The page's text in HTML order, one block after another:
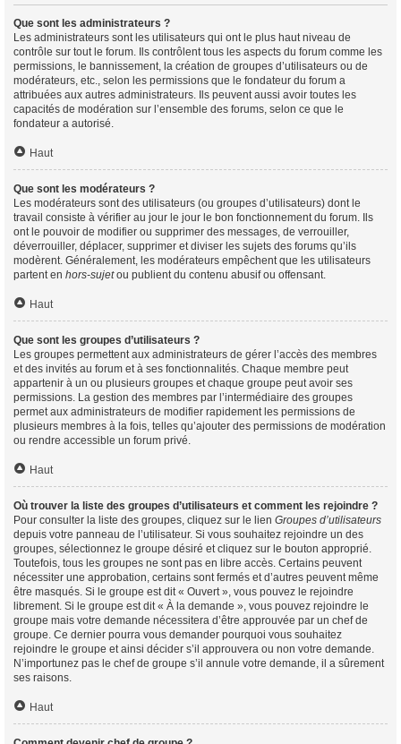
Que sont les administrateurs ?
Les administrateurs sont les utilisateurs qui ont le plus haut niveau de
contrôle sur tout le forum. Ils contrôlent tous les aspects du forum comme les
permissions, le bannissement, la création de groupes d’utilisateurs ou de
modérateurs, etc., selon les permissions que le fondateur du forum a
attribuées aux autres administrateurs. Ils peuvent aussi avoir toutes les
capacités de modération sur l’ensemble des forums, selon ce que le
fondateur a autorisé.
Haut
Que sont les modérateurs ?
Les modérateurs sont des utilisateurs (ou groupes d’utilisateurs) dont le
travail consiste à vérifier au jour le jour le bon fonctionnement du forum. Ils
ont le pouvoir de modifier ou supprimer des messages, de verrouiller,
déverrouiller, déplacer, supprimer et diviser les sujets des forums qu’ils
modèrent. Généralement, les modérateurs empêchent que les utilisateurs
partent en hors-sujetou publient du contenu abusif ou offensant.
Haut
Que sont les groupes d’utilisateurs ?
Les groupes permettent aux administrateurs de gérer l’accès des membres
et des invités au forum et à ses fonctionnalités. Chaque membre peut
appartenir à un ou plusieurs groupes et chaque groupe peut avoir ses
permissions. La gestion des membres par l’intermédiaire des groupes
permet aux administrateurs de modifier rapidement les permissions de
plusieurs membres à la fois, telles qu’ajouter des permissions de modération
ou rendre accessible un forum privé.
Haut
Où trouver la liste des groupes d’utilisateurs et comment les rejoindre ?
Pour consulter la liste des groupes, cliquez sur le lien Groupes d’utilisateurs
depuis votre panneau de l’utilisateur. Si vous souhaitez rejoindre un des
groupes, sélectionnez le groupe désiré et cliquez sur le bouton approprié.
Toutefois, tous les groupes ne sont pas en libre accès. Certains peuvent
nécessiter une approbation, certains sont fermés et d’autres peuvent même
être masqués. Si le groupe est dit « Ouvert », vous pouvez le rejoindre
librement. Si le groupe est dit « À la demande », vous pouvez rejoindre le
groupe mais votre demande nécessitera d’être approuvée par un chef de
groupe. Ce dernier pourra vous demander pourquoi vous souhaitez
rejoindre le groupe et ainsi décider s’il approuvera ou non votre demande.
N’importunez pas le chef de groupe s’il annule votre demande, il a sûrement
ses raisons.
Haut